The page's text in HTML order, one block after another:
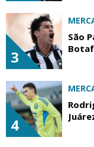
3
São
4